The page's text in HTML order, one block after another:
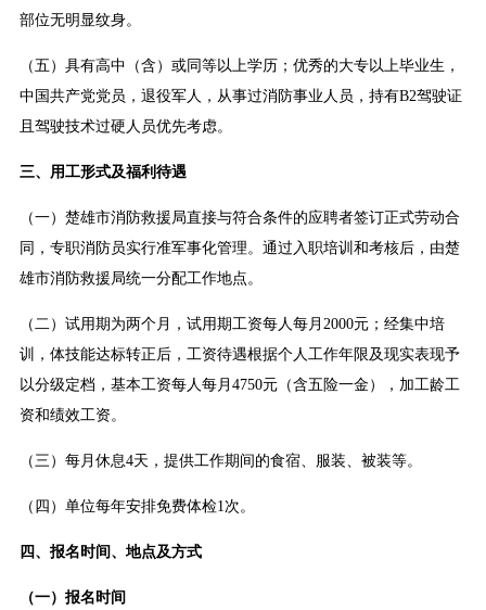
部位无明显纹身。
（五）具有高中（含）或同等以上学历；优秀的大专以上毕业生，
中国共产党党员，退役军人，从事过消防事业人员，持有B2驾驶证
且驾驶技术过硬人员优先考虑。
三、用工形式及福利待遇
（一）楚雄市消防救援局直接与符合条件的应聘者签订正式劳动合
同，专职消防员实行准军事化管理。通过入职培训和考核后，由楚
雄市消防救援局统一分配工作地点。
（二）试用期为两个月，试用期工资每人每月2000元；经集中培
训，体技能达标转正后，工资待遇根据个人工作年限及现实表现予
以分级定档，基本工资每人每月4750元（含五险一金），加工龄工
资和绩效工资。
（三）每月休息4天，提供工作期间的食宿、服装、被装等。
（四）单位每年安排免费体检1次。
四、报名时间、地点及方式
（一）报名时间